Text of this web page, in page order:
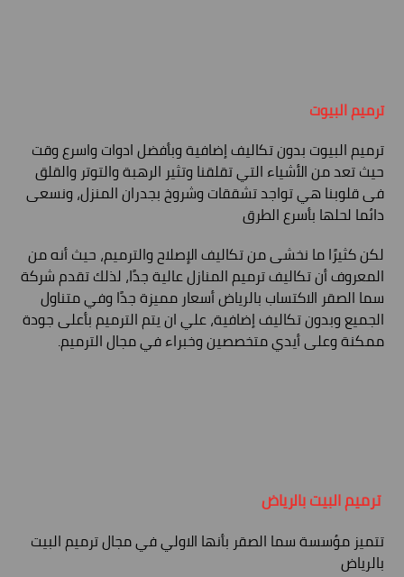
ترميم البيوت
ترميم البيوت بدون تكاليف إضافية وبأفضل ادوات واسرع وقت
حيث تعد من الأشياء التي تقلقنا وتثير الرهبة والتوتر والقلق
فى قلوبنا هي تواجد تشققات وشروخ بجدران المنزل، ونسعى
دائما لحلها بأسرع الطرق
لكن كثيرًا ما نخشى من تكاليف الإصلاح والترميم، حيث أنه من
المعروف أن تكاليف ترميم المنازل عالية جدًا، لذلك تقدم شركة
سما الصقر الاكتساب بالرياض أسعار مميزة جدًا وفي متناول
الجميع وبدون تكاليف إضافية، علي ان يتم الترميم بأعلى جودة
ممكنة وعلى أيدي متخصصين وخبراء في مجال الترميم.
ترميم البيت بالرياض
تتميز مؤسسة سما الصقر بأنها الاولي في مجال ترميم البيت
بالرياض